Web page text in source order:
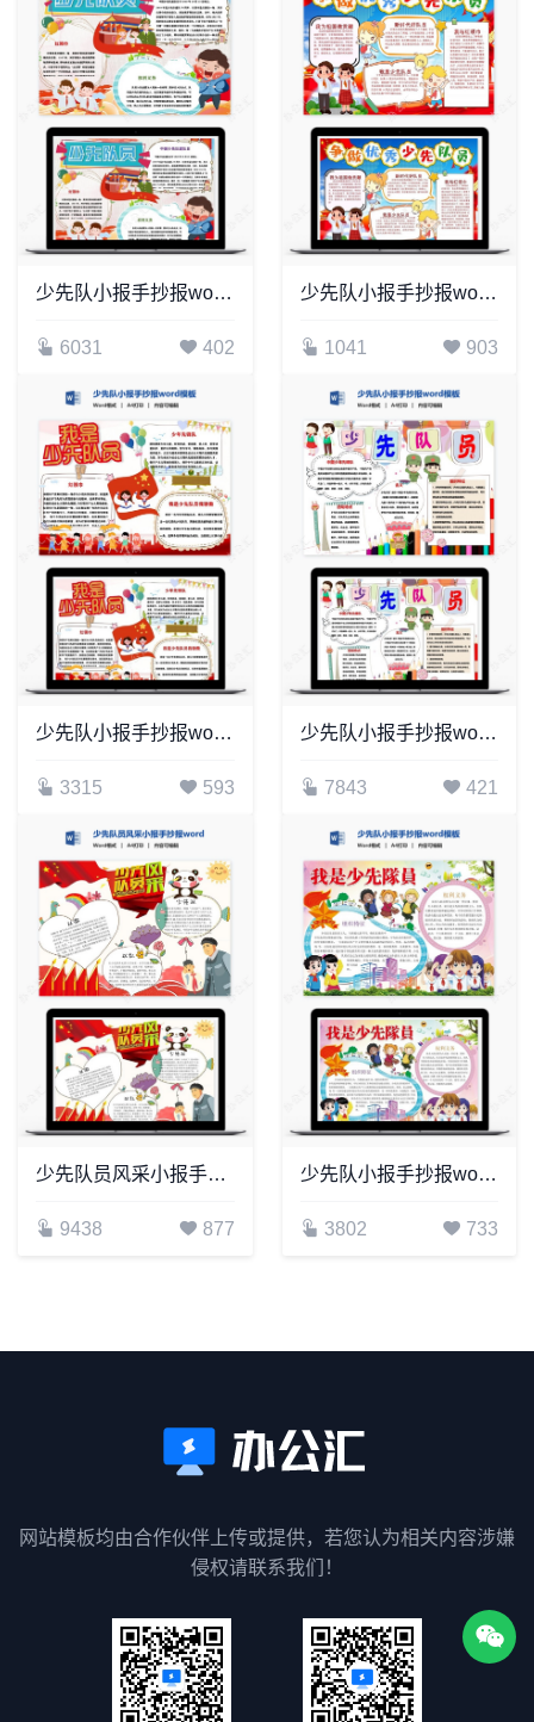
少先队小报手抄报word模板(9)
6031 402
少先队小报手抄报word模板(3)
1041 903
少先队小报手抄报word模板(5)
3315 593
少先队小报手抄报word模板(22)
7843 421
少先队员风采小报手抄报word模板
9438 877
少先队小报手抄报word模板(18)
3802 733
网站模板均由合作伙伴上传或提供，若您认为相关内容涉嫌
侵权请联系我们！